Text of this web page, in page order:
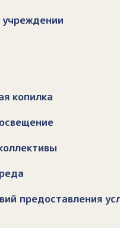
копилка
предоставления